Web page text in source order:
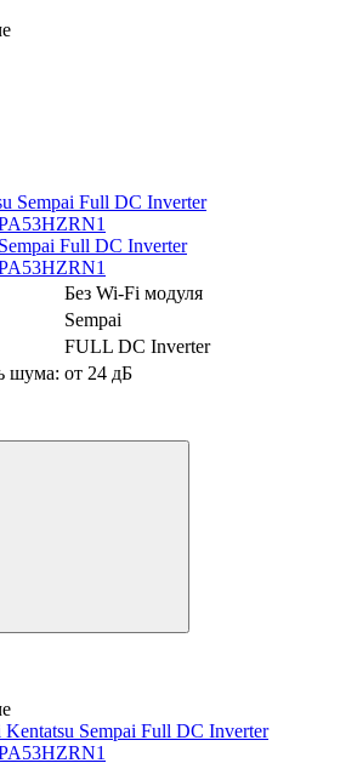
Full DC Inverter
Без Wi-Fi модуля
Sempai
FULL DC Inverter
шума: от 24 дБ